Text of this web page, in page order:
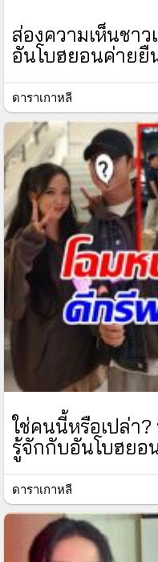
ส่องความเห็นชาว
อันโบฮยอนค่ายยื
ดาราเกาหลี
ใช่คนนี้หรือเปล่า
รู้จักกับอันโบฮยอ
ดาราเกาหลี